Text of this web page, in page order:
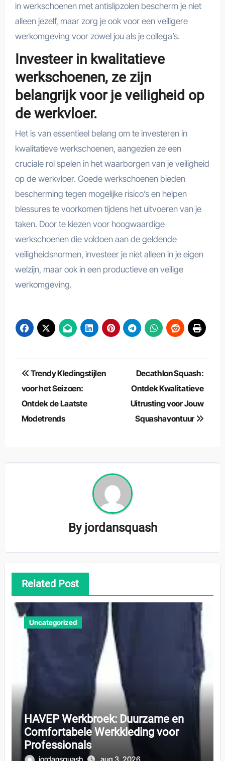
in werkschoenen met antislipzolen bescherm je niet
alleen jezelf, maar zorg je ook voor een veiligere
werkomgeving voor zowel jou als je collega’s.
Investeer in kwalitatieve
werkschoenen, ze zijn
belangrijk voor je veiligheid op
de werkvloer.
Het is van essentieel belang om te investeren in
kwalitatieve werkschoenen, aangezien ze een
cruciale rol spelen in het waarborgen van je veiligheid
op de werkvloer. Goede werkschoenen bieden
bescherming tegen mogelijke risico’s en helpen
blessures te voorkomen tijdens het uitvoeren van je
taken. Door te kiezen voor hoogwaardige
werkschoenen die voldoen aan de geldende
veiligheidsnormen, investeer je niet alleen in je eigen
welzijn, maar ook in een productieve en veilige
werkomgeving.
Berichtnavigatie
Trendy Kledingstijlen
voor het Seizoen:
Ontdek de Laatste
Modetrends
Decathlon Squash:
Ontdek Kwalitatieve
Uitrusting voor Jouw
Squashavontuur
By jordansquash
Related Post
Uncategorized
HAVEP Werkbroek: Duurzame en
Comfortabele Werkkleding voor
Professionals